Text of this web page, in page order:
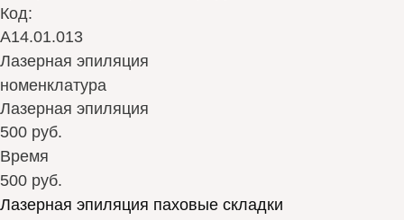
Код:
А14.01.013
Лазерная эпиляция
номенклатура
Лазерная эпиляция
500 руб.
Время
500 руб.
Лазерная эпиляция паховые складки